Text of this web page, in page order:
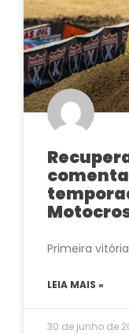
Primeira
LEIA MAIS »
30 de junho de